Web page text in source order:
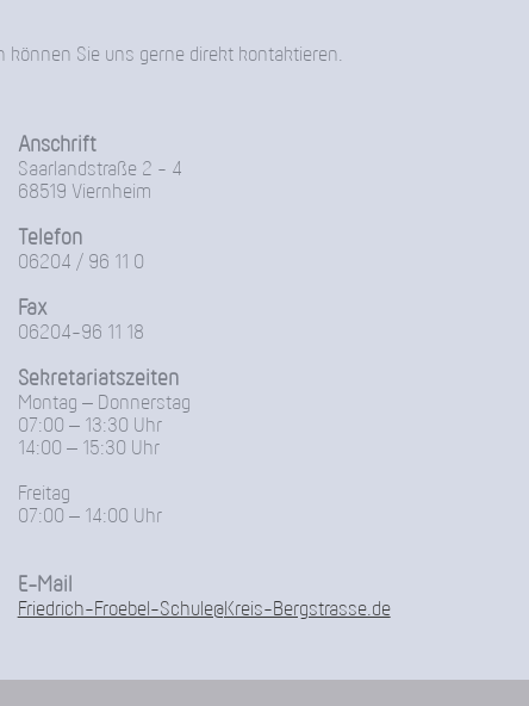
können Sie uns gerne direkt kontaktieren.
Anschrift
Saarlandstraße 2 - 4
68519 Viernheim
Telefon
06204 / 96 11 0
Fax
06204-96 11 18
Sekretariatszeiten
Montag – Donnerstag
07:00 – 13:30 Uhr
14:00 – 15:30 Uhr
Freitag
07:00 – 14:00 Uhr
E-Mail
Friedrich-Froebel-Schule@Kreis-Bergstrasse.de